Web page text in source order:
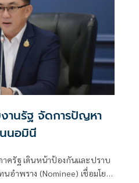
นรัฐ จัดการปัญหา
นอมินี
ครัฐ เดินหน้าป้องกันและปราบ
อำพราง (Nominee) เชื่อมโยง